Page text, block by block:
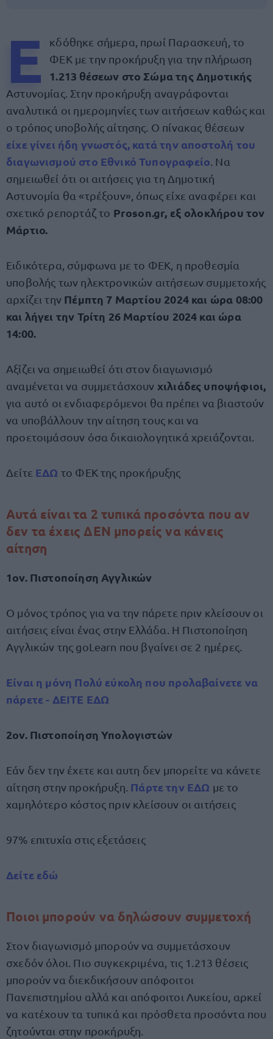
Ε
κδόθηκε σήμερα, πρωί Παρασκευή, το
ΦΕΚ με την προκήρυξη για την πλήρωση
1.213 θέσεων στο Σώμα της Δημοτικής
Αστυνομίας. Στην προκήρυξη αναγράφονται
αναλυτικά οι ημερομηνίες των αιτήσεων καθώς και
ο τρόπος υποβολής αίτησης. Ο πίνακας θέσεων
είχε γίνει ήδη γνωστός, κατά την αποστολή του
διαγωνισμού στο Εθνικό Τυπογραφείο . Να
σημειωθεί ότι οι αιτήσεις για τη Δημοτική
Αστυνομία θα «τρέξουν», όπως είχε αναφέρει και
σχετικό ρεπορτάζ το Proson.gr, εξ ολοκλήρου τον
Μάρτιο.
Ειδικότερα, σύμφωνα με το ΦΕΚ, η προθεσμία
υποβολής των ηλεκτρονικών αιτήσεων συμμετοχής
αρχίζει τηνΠέμπτη 7 Μαρτίου 2024 και ώρα 08:00
και λήγει την Τρίτη 26 Μαρτίου 2024 και ώρα
14:00.
Αξίζει να σημειωθεί ότι στον διαγωνισμό
αναμένεται να συμμετάσχουν χιλιάδες υποψήφιοι,
για αυτό οι ενδιαφερόμενοι θα πρέπει να βιαστούν
να υποβάλλουν την αίτηση τους και να
προετοιμάσουν όσα δικαιολογητικά χρειάζονται.
Δείτε ΕΔΩ το ΦΕΚ της προκήρυξης
Αυτά είναι τα 2 τυπικά προσόντα που αν
δεν τα έχεις ΔΕΝ μπορείς να κάνεις
αίτηση
1ον. Πιστοποίηση Αγγλικών
Ο μόνος τρόπος για να την πάρετε πριν κλείσουν οι
αιτήσεις είναι ένας στην Ελλάδα. Η Πιστοποίηση
Αγγλικών της goLearn που βγαίνει σε 2 ημέρες.
Είναι η μόνη Πολύ εύκολη που προλαβαίνετε να
πάρετε - ΔΕΙΤΕ ΕΔΩ
2ον. Πιστοποίηση Υπολογιστών
Εάν δεν την έχετε και αυτη δεν μπορείτε να κάνετε
αίτηση στην προκήρυξη. Πάρτε την ΕΔΩ με το
χαμηλότερο κόστος πριν κλείσουν οι αιτήσεις
97% επιτυχία στις εξετάσεις
Δείτε εδώ
Ποιοι μπορούν να δηλώσουν συμμετοχή
Στον διαγωνισμό μπορούν να συμμετάσχουν
σχεδόν όλοι. Πιο συγκεκριμένα, τις 1.213 θέσεις
μπορούν να διεκδικήσουν απόφοιτοι
Πανεπιστημίου αλλά και απόφοιτοι Λυκείου, αρκεί
να κατέχουν τα τυπικά και πρόσθετα προσόντα που
ζητούνται στην προκήρυξη.